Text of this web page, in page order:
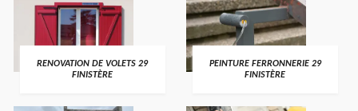
RENOVATION DE VOLETS 29
FINISTÈRE
PEINTURE FERRONNERIE 29
FINISTÈRE